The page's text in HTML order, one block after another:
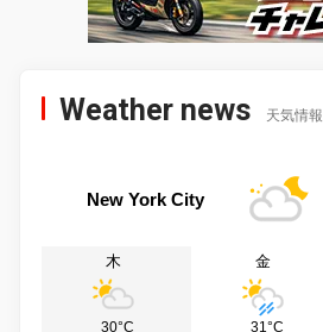
Weather news 天気情報
New York City
木
30°C
金
31°C